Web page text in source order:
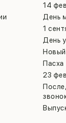
14
День
1
День
Пасха
23